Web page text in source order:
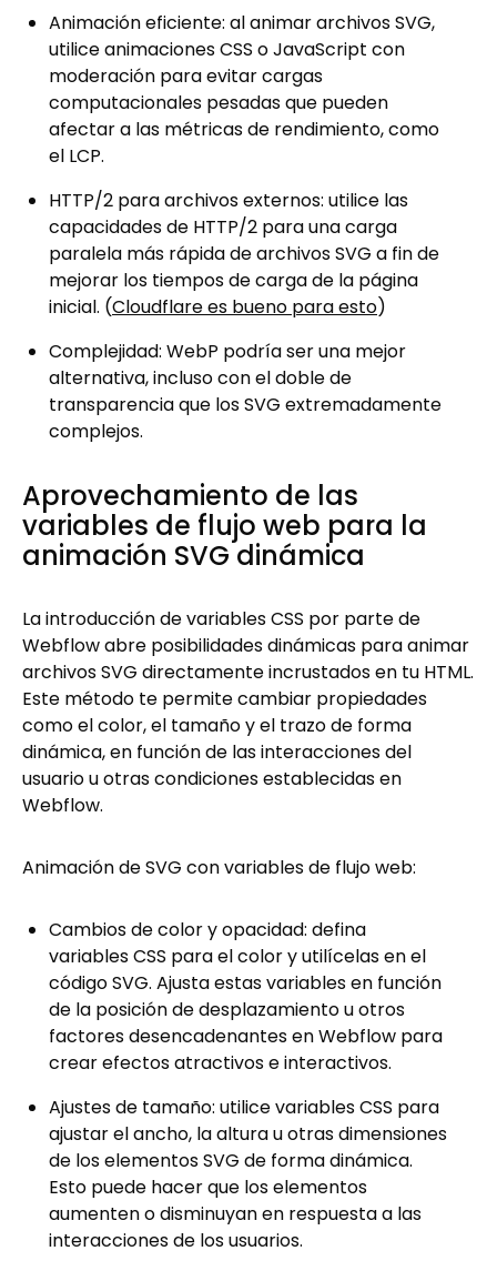
Animación eficiente: al animar archivos SVG,
utilice animaciones CSS o JavaScript con
moderación para evitar cargas
computacionales pesadas que pueden
afectar a las métricas de rendimiento, como
el LCP.
HTTP/2 para archivos externos: utilice las
capacidades de HTTP/2 para una carga
paralela más rápida de archivos SVG a fin de
mejorar los tiempos de carga de la página
inicial. (Cloudflare es bueno para esto)
Complejidad: WebP podría ser una mejor
alternativa, incluso con el doble de
transparencia que los SVG extremadamente
complejos.
Aprovechamiento de las
variables de flujo web para la
animación SVG dinámica
La introducción de variables CSS por parte de
Webflow abre posibilidades dinámicas para animar
archivos SVG directamente incrustados en tu HTML.
Este método te permite cambiar propiedades
como el color, el tamaño y el trazo de forma
dinámica, en función de las interacciones del
usuario u otras condiciones establecidas en
Webflow.
Animación de SVG con variables de flujo web:
Cambios de color y opacidad: defina
variables CSS para el color y utilícelas en el
código SVG. Ajusta estas variables en función
de la posición de desplazamiento u otros
factores desencadenantes en Webflow para
crear efectos atractivos e interactivos.
Ajustes de tamaño: utilice variables CSS para
ajustar el ancho, la altura u otras dimensiones
de los elementos SVG de forma dinámica.
Esto puede hacer que los elementos
aumenten o disminuyan en respuesta a las
interacciones de los usuarios.